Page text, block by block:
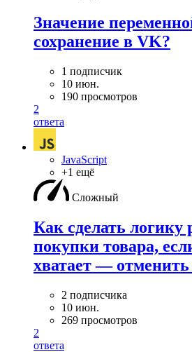
Значение
сохранение в VK?
1 подписчик
10 июн.
190 просмотров
2
ответа
JavaScript
+1 ещё
Сложный
Как сделать логику
покупки товара,
хватает —
2 подписчика
10 июн.
269 просмотров
2
ответа